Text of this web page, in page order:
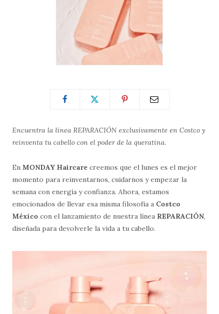
Encuentra la línea REPARACIÓN exclusivamente en Costco y
reinventa tu cabello con el poder de la queratina.
En MONDAY Haircare creemos que el lunes es el mejor
momento para reinventarnos, cuidarnos y empezar la
semana con energía y confianza. Ahora, estamos
emocionados de llevar esa misma filosofía a Costco
México con el lanzamiento de nuestra línea REPARACIÓN,
diseñada para devolverle la vida a tu cabello.